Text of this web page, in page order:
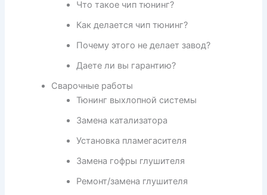
Что такое чип тюнинг?
Как делается чип тюнинг?
Почему этого не делает завод?
Даете ли вы гарантию?
Сварочные работы
Тюнинг выхлопной системы
Замена катализатора
Установка пламегасителя
Замена гофры глушителя
Ремонт/замена глушителя